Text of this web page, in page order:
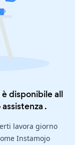
disponibile all
.
lavora giorno
Instamojo